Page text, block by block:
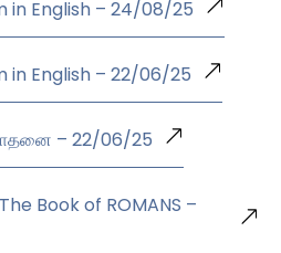
in English – 24/08/25
in English – 22/06/25
– 22/06/25
Book of ROMANS –